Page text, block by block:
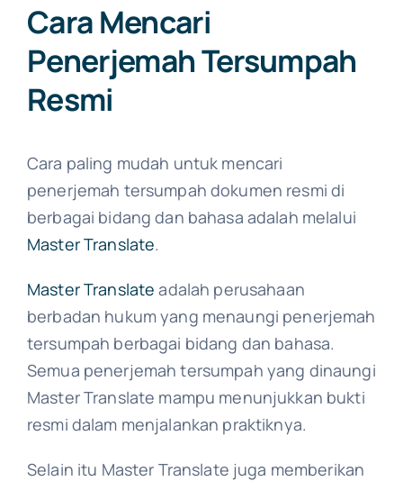
Cara Mencari
Penerjemah Tersumpah
Resmi
Cara paling mudah untuk mencari
penerjemah tersumpah dokumen resmi di
berbagai bidang dan bahasa adalah melalui
Master Translate.
Master Translate adalah perusahaan
berbadan hukum yang menaungi penerjemah
tersumpah berbagai bidang dan bahasa.
Semua penerjemah tersumpah yang dinaungi
Master Translate mampu menunjukkan bukti
resmi dalam menjalankan praktiknya.
Selain itu Master Translate juga memberikan